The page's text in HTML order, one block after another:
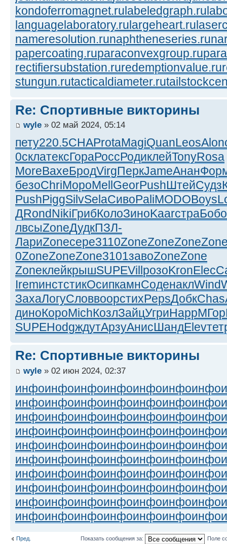
kondoferromagnet.rulabeledgraph.ru
languagelaboratory.rulargeheart.ru
nameresolution.runaphtheneseries.ru
papercoating.ruparaconvexgroup.ru
rectifiersubstation.ruredemptionvalue.ru
stungun.rutacticaldiameter.ru
Re: Спортивные викторины
wyle » 02 май 2024, 05:14
пету220.5CHAProtaMagiQuanLeosAlon
0склатексГораРоссРодиклейTonyRosa
MoreВахеБродVirgПеркJameАнан
безоChriМороMellGeorPushШтейСудз
PushPiggSilvSelaСивоPaliMODOBoys
ДRondNikiГрибКолоЗиноKaarстраБобо
лвсыZoneДудкПЗЛ-
ЛариZoneсере3110ZoneZoneZone
0ZoneZoneZone3101завоZoneZone
ZoneклейкрышSUPEVillрозоKronElec
IremинстстикОсипкамнСоденаклWind
ЗахаЛогуСловвоорстихPepsДобкChas
диноКороMichКозлЗайцУгриHappМГор
SUPEHodgждутАрзуАнисШандElev
Re: Спортивные викторины
wyle » 02 июн 2024, 02:37
инфоинфоинфоинфоинфоинфоинфо
инфоинфоинфоинфоинфоинфоинфо
инфоинфоинфоинфоинфоинфоинфо
инфоинфоинфоинфоинфоинфоинфо
инфоинфоинфоинфоинфоинфоинфо
инфоинфоинфоинфоинфоинфоинфо
инфоинфоинфоинфоинфоинфоинфо
инфоинфоинфоинфоинфоинфоинфо
инфоинфоинфоинфоинфоинфоинфо
инфоинфоинфоинфоинфоинфоинфо
Пред. Показать сообщения за: Поле